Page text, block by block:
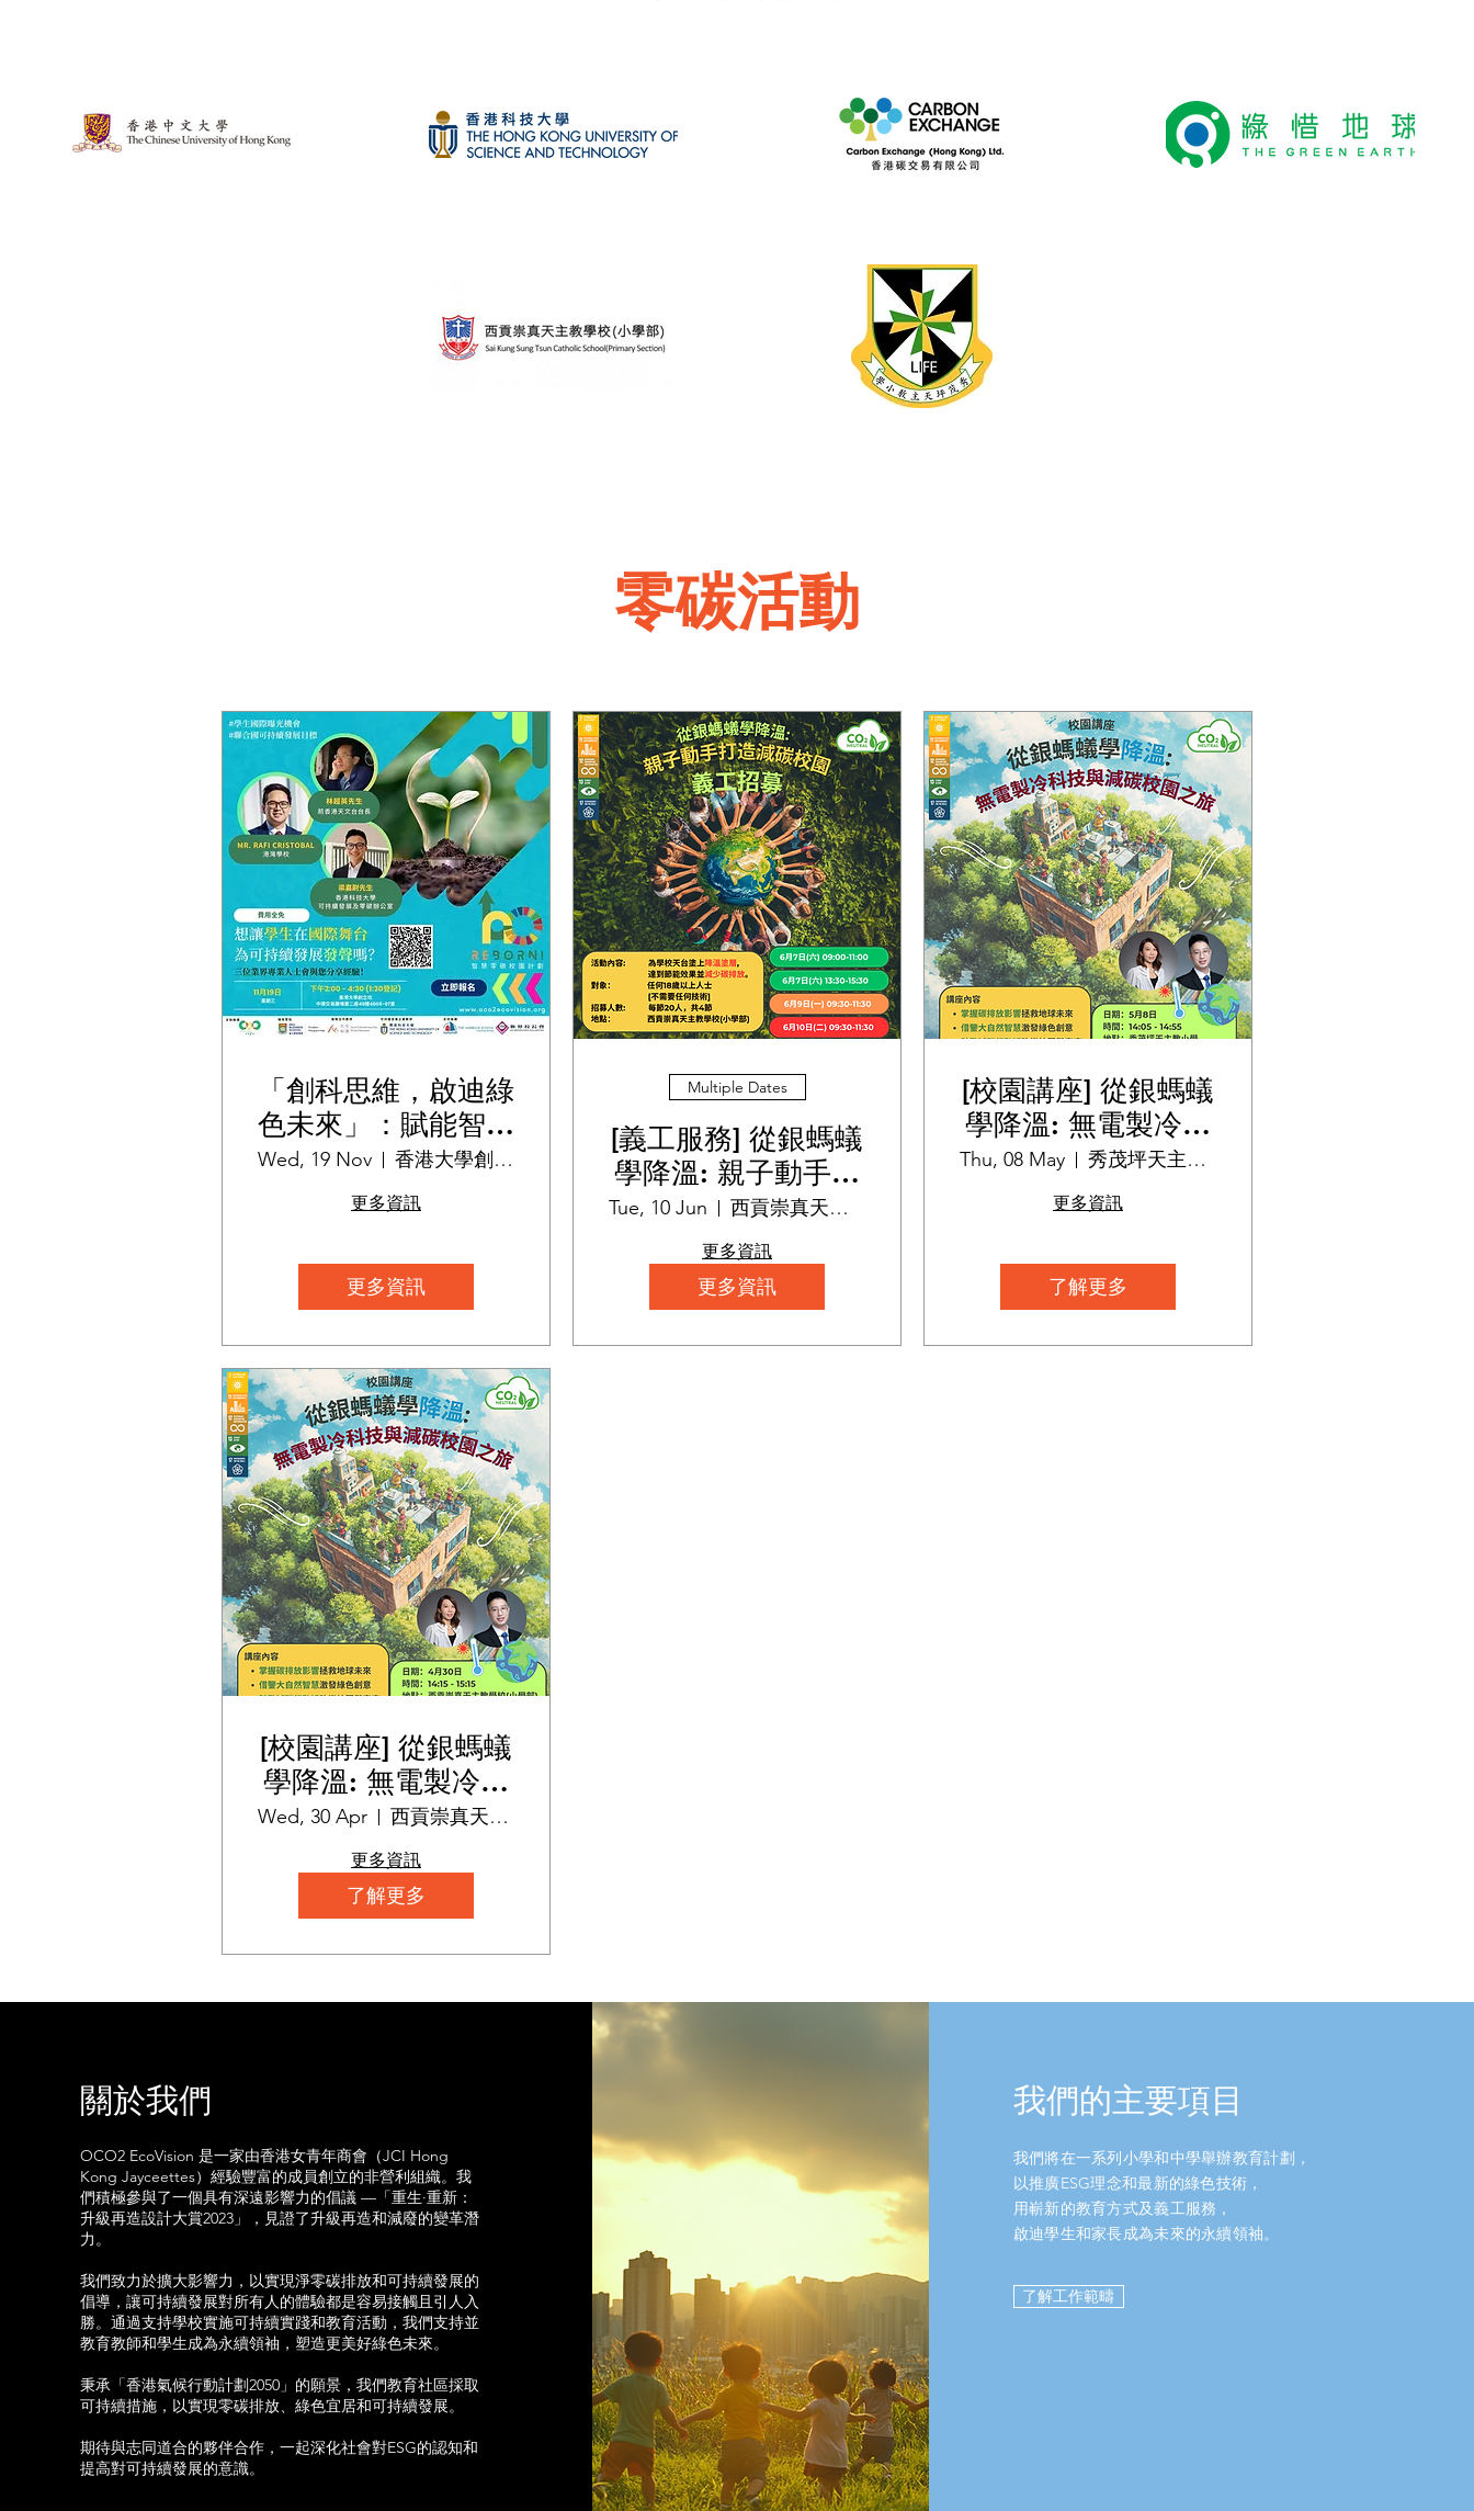
​零碳活動
「創科思維，啟迪綠
色未來」：賦能智慧
零碳校園
Wed, 19 Nov 香港大學創立坊
更多資訊
更多資訊
Multiple Dates
[義工服務] 從銀螞蟻
學降溫: 親子動手打
造減碳校園
Tue, 10 Jun 西貢崇真天主教學校(小學部)
更多資訊
更多資訊
[校園講座] 從銀螞蟻
學降溫: 無電製冷科
技與減碳校園之旅
Thu, 08 May 秀茂坪天主教小學
更多資訊
了解更多
[校園講座] 從銀螞蟻
學降溫: 無電製冷科
技與減碳校園之旅
Wed, 30 Apr 西貢崇真天主教學校(小學部)
更多資訊
了解更多
關於我們
OCO2 EcoVision 是一家由香港女青年商會（JCI Hong
Kong Jayceettes）經驗豐富的成員創立的非營利組織。我
們積極參與了一個具有深遠影響力的倡議 —「重生·重新：
升級再造設計大賞2023」，見證了升級再造和減廢的變革潛
力。
我們致力於擴大影響力，以實現淨零碳排放和可持續發展的
倡導，讓可持續發展對所有人的體驗都是容易接觸且引人入
勝。通過支持學校實施可持續實踐和教育活動，我們支持並
教育教師和學生成為永續領袖，塑造更美好綠色未來。
秉承「香港氣候行動計劃2050」的願景，我們教育社區採取
可持續措施，以實現零碳排放、綠色宜居和可持續發展。
期待與志同道合的夥伴合作，一起深化社會對ESG的認知和
提高對可持續發展的意識。
​我們的主要項目
我們將在一系列小學和中學舉辦教育計劃，
以推廣ESG理念和最新的綠色技術，
用嶄新的教育方式及義工服務，
啟迪學生和家長成為未來的永續領袖。
了解工作範疇